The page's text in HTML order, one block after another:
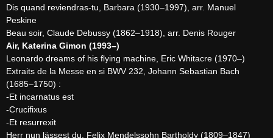
Dis quand reviendras-tu, Barbara (1930–1997), arr. Manuel
Peskine
Air, Katerina Gimon (1993–)
Leonardo dreams of his flying machine, Eric Whitacre (1970–)
Extraits de la Messe en si BWV 232, Johann Sebastian Bach
(1685–1750) :
-Et incarnatus est
-Crucifixus
-Et resurrexit
Herr nun lässest du, Felix Mendelssohn Bartholdy (1809–1847)